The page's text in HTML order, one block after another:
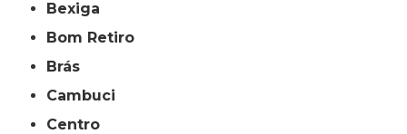
Bexiga
Bom Retiro
Brás
Cambuci
Centro